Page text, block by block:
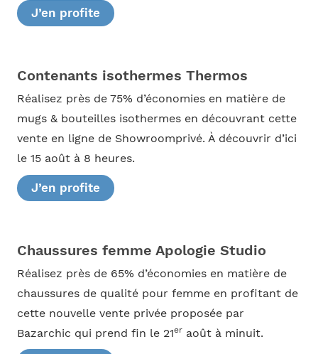
J’en profite
Contenants isothermes Thermos
Réalisez près de 75% d’économies en matière de
mugs & bouteilles isothermes en découvrant cette
vente en ligne de Showroomprivé. À découvrir d’ici
le 15 août à 8 heures.
J’en profite
Chaussures femme Apologie Studio
Réalisez près de 65% d’économies en matière de
chaussures de qualité pour femme en profitant de
cette nouvelle vente privée proposée par
Bazarchic qui prend fin le 21eraoût à minuit.